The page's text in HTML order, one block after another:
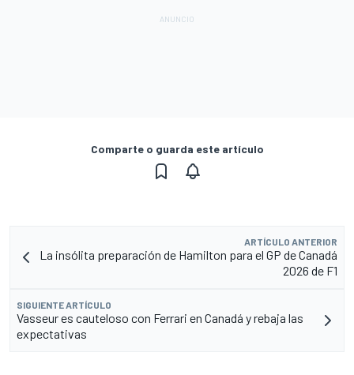
Comparte o guarda este artículo
ARTÍCULO ANTERIOR
La insólita preparación de Hamilton para el GP de Canadá
2026 de F1
SIGUIENTE ARTÍCULO
Vasseur es cauteloso con Ferrari en Canadá y rebaja las
expectativas